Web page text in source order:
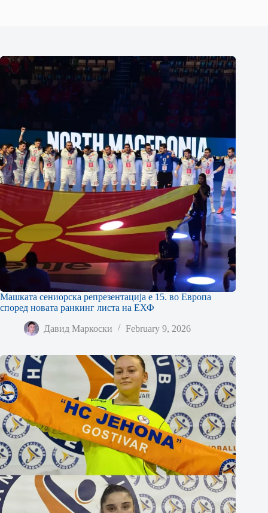
Машката сениорска репрезентација е 15. во Европа
според новата ранкинг листа на ЕХФ
Давид Маркоски February 9, 2026